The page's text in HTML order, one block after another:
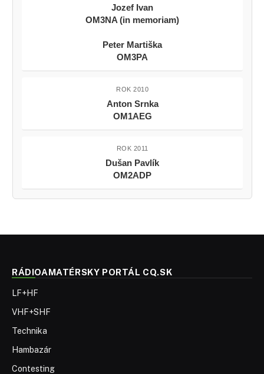
Jozef Ivan
OM3NA (in memoriam)
Peter Martiška
OM3PA
ROK 2010
Anton Srnka
OM1AEG
ROK 2011
Dušan Pavlík
OM2ADP
RÁDIOAMATÉRSKY PORTÁL CQ.SK
LF+HF
VHF+SHF
Technika
Hambazár
Contesting